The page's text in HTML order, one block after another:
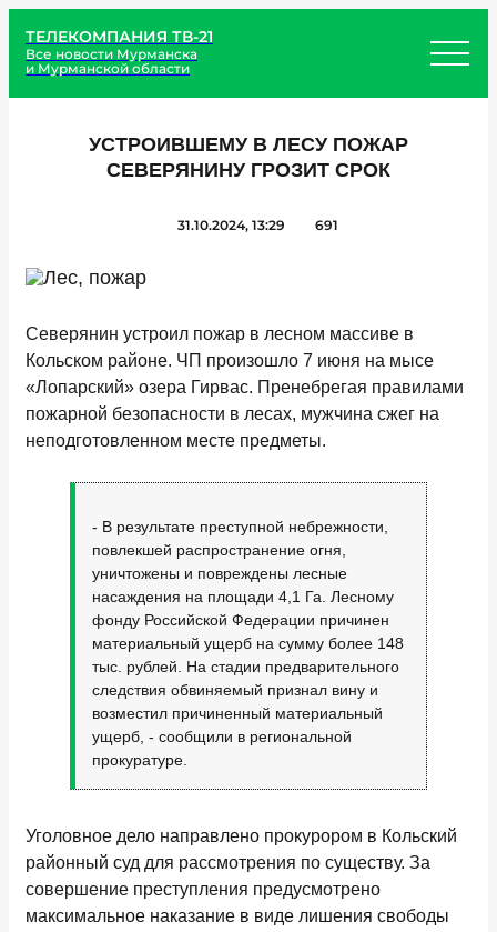
ТЕЛЕКОМПАНИЯ ТВ-21
Все новости Мурманска
и Мурманской области
УСТРОИВШЕМУ В ЛЕСУ ПОЖАР
СЕВЕРЯНИНУ ГРОЗИТ СРОК
31.10.2024, 13:29 691
Северянин устроил пожар в лесном массиве в
Кольском районе. ЧП произошло 7 июня на мысе
«Лопарский» озера Гирвас. Пренебрегая правилами
пожарной безопасности в лесах, мужчина сжег на
неподготовленном месте предметы.
- В результате преступной небрежности,
повлекшей распространение огня,
уничтожены и повреждены лесные
насаждения на площади 4,1 Га. Лесному
фонду Российской Федерации причинен
материальный ущерб на сумму более 148
тыс. рублей. На стадии предварительного
следствия обвиняемый признал вину и
возместил причиненный материальный
ущерб, - сообщили в региональной
прокуратуре.
Уголовное дело направлено прокурором в Кольский
районный суд для рассмотрения по существу. За
совершение преступления предусмотрено
максимальное наказание в виде лишения свободы